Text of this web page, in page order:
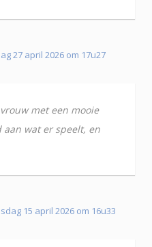
27 april 2026 om 17u27
met een mooie
aan wat er speelt, en
15 april 2026 om 16u33